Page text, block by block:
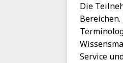
Die
Service